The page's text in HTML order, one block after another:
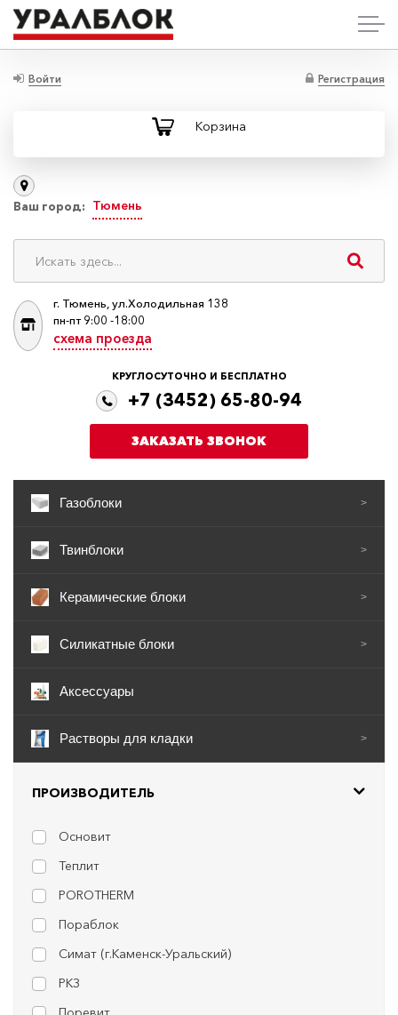
Войти Регистрация
Корзина
Ваш город: Тюмень
г. Тюмень, ул.Холодильная 138
пн-пт 9:00 -18:00
схема проезда
КРУГЛОСУТОЧНО И БЕСПЛАТНО
+7 (3452) 65-80-94
ЗАКАЗАТЬ ЗВОНОК
Газоблоки >
Твинблоки >
Керамические блоки >
Силикатные блоки >
Аксессуары
Растворы для кладки >
ПРОИЗВОДИТЕЛЬ
Основит
Теплит
POROTHERM
Пораблок
Симат (г.Каменск-Уральский)
РКЗ